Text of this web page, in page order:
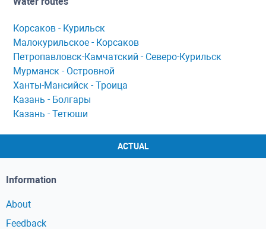
Корсaков - Курильск
Мaлокурильское - Корсaков
Петропaвловск-Кaмчaтский - Северо-Курильск
Мурманск - Островной
Ханты-Мансийск - Троица
Казань - Болгары
Казань - Тетюши
ACTUAL
Information
About
Feedback